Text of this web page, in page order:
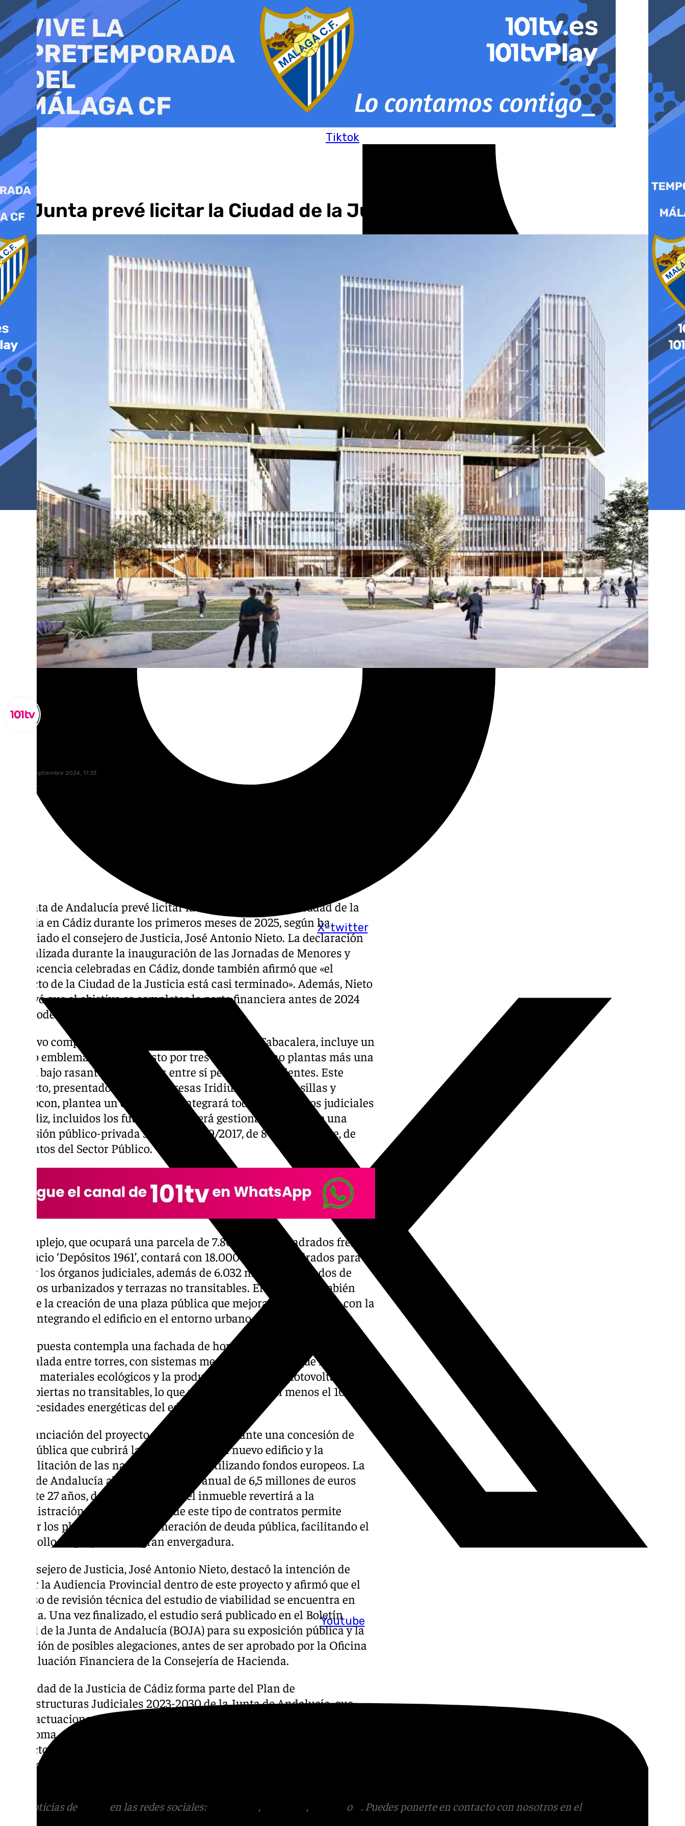
al
contenido
Tiktok
X-twitter
Youtube
La Junta prevé licitar la Ciudad de la Justicia de Cádiz
jueves, 12 septiembre 2024, 17:33
Compartir:
La Junta de Andalucía prevé licitar la construcción de la Ciudad de la
Justicia en Cádiz durante los primeros meses de 2025, según ha
anunciado el consejero de Justicia, José Antonio Nieto. La declaración
fue realizada durante la inauguración de las Jornadas de Menores y
Adolescencia celebradas en Cádiz, donde también afirmó que «el
proyecto de la Ciudad de la Justicia está casi terminado». Además, Nieto
subrayó que el objetivo es completar la parte financiera antes de 2024
para poder licitar las obras en la fecha prevista.
El nuevo complejo, que se situará en los suelos de Tabacalera, incluye un
diseño emblemático compuesto por tres torres de ocho plantas más una
planta bajo rasante, conectadas entre sí pero independientes. Este
proyecto, presentado por las empresas Iridium, Martín Casillas y
Carmocon, plantea un edificio que integrará todos los órganos judiciales
de Cádiz, incluidos los futuros, y que será gestionado mediante una
concesión público-privada según la Ley 9/2017, de 8 de noviembre, de
Contratos del Sector Público.
El complejo, que ocupará una parcela de 7.802 metros cuadrados frente
al edificio ‘Depósitos 1961’, contará con 18.000 metros cuadrados para
acoger los órganos judiciales, además de 6.032 metros cuadrados de
espacios urbanizados y terrazas no transitables. El proyecto también
incluye la creación de una plaza pública que mejorará la conexión con la
zona, integrando el edificio en el entorno urbano de la ciudad.
La propuesta contempla una fachada de hormigón prefabricado y
acristalada entre torres, con sistemas medioambientales que incluyen el
uso de materiales ecológicos y la producción de energía fotovoltaica en
las cubiertas no transitables, lo que permitirá cubrir al menos el 10% de
las necesidades energéticas del edificio.
La financiación del proyecto se realizará mediante una concesión de
obra pública que cubrirá la construcción del nuevo edificio y la
rehabilitación de las naves adyacentes, utilizando fondos europeos. La
Junta de Andalucía abonará un canon anual de 6,5 millones de euros
durante 27 años, después de lo cual el inmueble revertirá a la
administración andaluza. El uso de este tipo de contratos permite
reducir los plazos y evitar la generación de deuda pública, facilitando el
desarrollo de proyectos de gran envergadura.
El consejero de Justicia, José Antonio Nieto, destacó la intención de
incluir la Audiencia Provincial dentro de este proyecto y afirmó que el
proceso de revisión técnica del estudio de viabilidad se encuentra en
marcha. Una vez finalizado, el estudio será publicado en el Boletín
Oficial de la Junta de Andalucía (BOJA) para su exposición pública y la
recepción de posibles alegaciones, antes de ser aprobado por la Oficina
de Evaluación Financiera de la Consejería de Hacienda.
La Ciudad de la Justicia de Cádiz forma parte del Plan de
Infraestructuras Judiciales 2023-2030 de la Junta de Andalucía, que
prevé actuaciones en todos los partidos judiciales de la comunidad
autónoma, con una inversión superior a 1.500 millones de euros. Este
proyecto busca poner fin a la dispersión de sedes judiciales, mejorar la
calidad del servicio y fomentar la digitalización de la justicia en la
Más noticias de en las redes sociales: , , o
. Puedes ponerte en contacto con nosotros en el